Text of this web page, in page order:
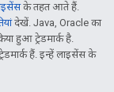
के तहत आते हैं.
देखें. Java, Oracle का
हुआ ट्रेडमार्क है.
हैं. इन्हें लाइसेंस के